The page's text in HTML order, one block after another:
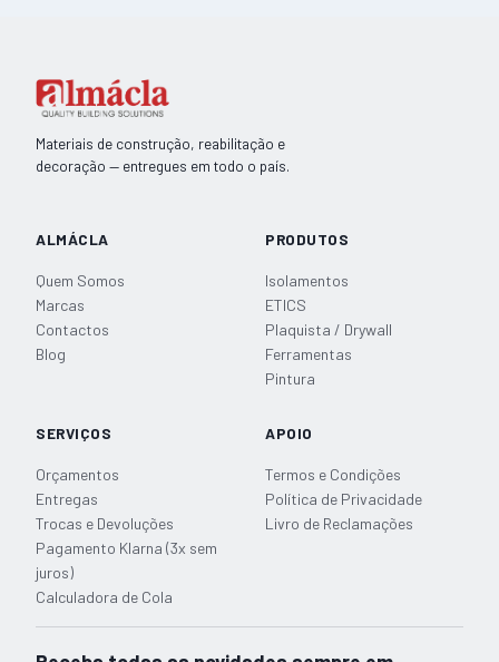
Materiais de construção, reabilitação e
decoração — entregues em todo o país.
ALMÁCLA
Quem Somos
Marcas
Contactos
Blog
PRODUTOS
Isolamentos
ETICS
Plaquista / Drywall
Ferramentas
Pintura
SERVIÇOS
Orçamentos
Entregas
Trocas e Devoluções
Pagamento Klarna (3x sem
juros)
Calculadora de Cola
APOIO
Termos e Condições
Política de Privacidade
Livro de Reclamações